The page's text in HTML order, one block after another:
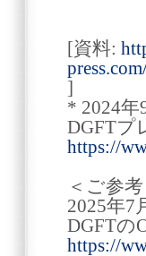
[資料:
]
* 2024年
DGFTプ
https://
＜ご参
2025年7
DGFTの
https://